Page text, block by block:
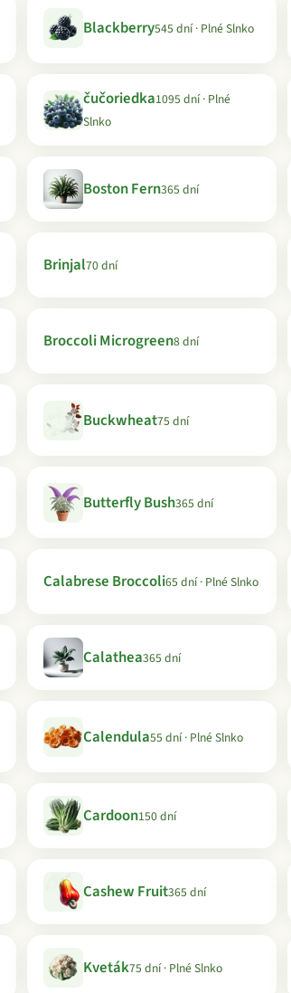
Blackberry545 dní · Plné Slnko
čučoriedka1095 dní · Plné
Slnko
Boston Fern365 dní
Brinjal70 dní
Broccoli Microgreen8 dní
Buckwheat75 dní
Butterfly Bush365 dní
Calabrese Broccoli65 dní · Plné Slnko
Calathea365 dní
Calendula55 dní · Plné Slnko
Cardoon150 dní
Cashew Fruit365 dní
Kveták75 dní · Plné Slnko